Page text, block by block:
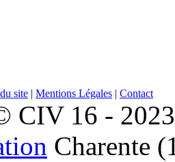
site | Mentions Légales | Contact
CIV 16 -
Charente